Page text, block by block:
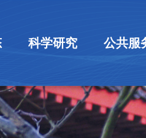
科学研究
研究团队
科研成果
科研项目
公共服
中国家庭大
大型仪器共